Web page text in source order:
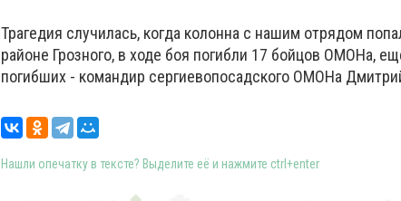
Трагедия случилась, когда колонна с нашим отрядом
районе Грозного, в ходе боя погибли 17 бойцов ОМОНа,
погибших - командир сергиевопосадского ОМОНа
Нашли опечатку в тексте? Выделите её и нажмите ctrl+enter